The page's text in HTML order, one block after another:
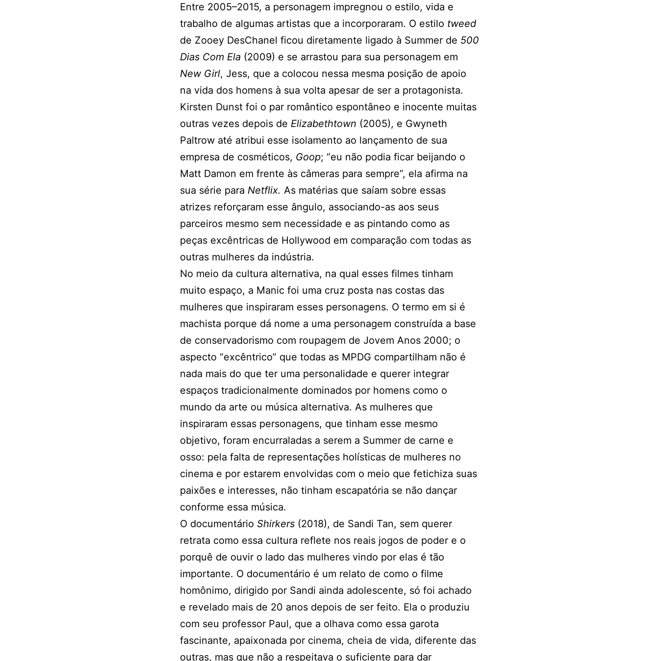
Entre 2005–2015, a personagem impregnou o estilo, vida e
trabalho de algumas artistas que a incorporaram. O estilo tweed
de Zooey DesChanel ficou diretamente ligado à Summer de 500
Dias Com Ela (2009) e se arrastou para sua personagem em
New Girl, Jess, que a colocou nessa mesma posição de apoio
na vida dos homens à sua volta apesar de ser a protagonista.
Kirsten Dunst foi o par romântico espontâneo e inocente muitas
outras vezes depois de Elizabethtown (2005), e Gwyneth
Paltrow até atribui esse isolamento ao lançamento de sua
empresa de cosméticos, Goop; “eu não podia ficar beijando o
Matt Damon em frente às câmeras para sempre”, ela afirma na
sua série para Netflix. As matérias que saíam sobre essas
atrizes reforçaram esse ângulo, associando-as aos seus
parceiros mesmo sem necessidade e as pintando como as
peças excêntricas de Hollywood em comparação com todas as
outras mulheres da indústria.
No meio da cultura alternativa, na qual esses filmes tinham
muito espaço, a Manic foi uma cruz posta nas costas das
mulheres que inspiraram esses personagens. O termo em si é
machista porque dá nome a uma personagem construída a base
de conservadorismo com roupagem de Jovem Anos 2000; o
aspecto “excêntrico” que todas as MPDG compartilham não é
nada mais do que ter uma personalidade e querer integrar
espaços tradicionalmente dominados por homens como o
mundo da arte ou música alternativa. As mulheres que
inspiraram essas personagens, que tinham esse mesmo
objetivo, foram encurraladas a serem a Summer de carne e
osso: pela falta de representações holísticas de mulheres no
cinema e por estarem envolvidas com o meio que fetichiza suas
paixões e interesses, não tinham escapatória se não dançar
conforme essa música.
O documentário Shirkers (2018), de Sandi Tan, sem querer
retrata como essa cultura reflete nos reais jogos de poder e o
porquê de ouvir o lado das mulheres vindo por elas é tão
importante. O documentário é um relato de como o filme
homônimo, dirigido por Sandi ainda adolescente, só foi achado
e revelado mais de 20 anos depois de ser feito. Ela o produziu
com seu professor Paul, que a olhava como essa garota
fascinante, apaixonada por cinema, cheia de vida, diferente das
outras, mas que não a respeitava o suficiente para dar